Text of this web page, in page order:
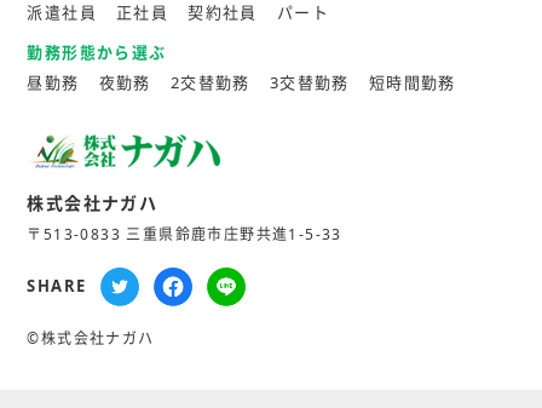
派遣社員
正社員 契約社員
パート
勤務形態から選ぶ
昼勤務
夜勤務 2交替勤務 3交替勤務 短時間勤務
株式会社ナガハ
〒513-0833 三重県鈴鹿市庄野共進1-5-33
SHARE
©株式会社ナガハ